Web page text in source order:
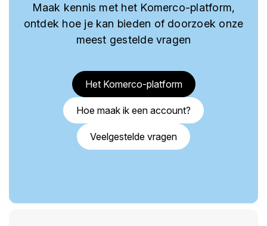
Maak kennis met het Komerco-platform,
ontdek hoe je kan bieden of doorzoek onze
meest gestelde vragen
Het Komerco-platform
Hoe maak ik een account?
Veelgestelde vragen